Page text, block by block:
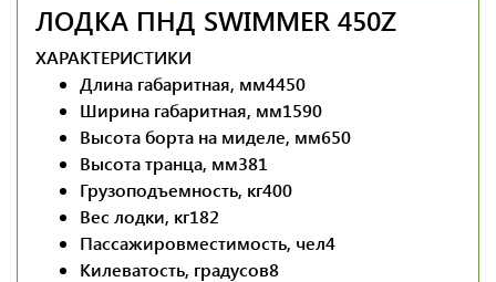
ЛОДКА ПНД SWIMMER 450Z
ХАРАКТЕРИСТИКИ
Длина габаритная, мм4450
Ширина габаритная, мм1590
Высота борта на миделе, мм650
Высота транца, мм381
Грузоподъемность, кг400
Вес лодки, кг182
Пассажировместимость, чел4
Килеватость, градусов8